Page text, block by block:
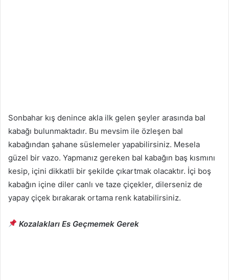
Sonbahar kış denince akla ilk gelen şeyler arasında bal
kabağı bulunmaktadır. Bu mevsim ile özleşen bal
kabağından şahane süslemeler yapabilirsiniz. Mesela
güzel bir vazo. Yapmanız gereken bal kabağın baş kısmını
kesip, içini dikkatli bir şekilde çıkartmak olacaktır. İçi boş
kabağın içine diler canlı ve taze çiçekler, dilerseniz de
yapay çiçek bırakarak ortama renk katabilirsiniz.
Kozalakları Es Geçmemek Gerek